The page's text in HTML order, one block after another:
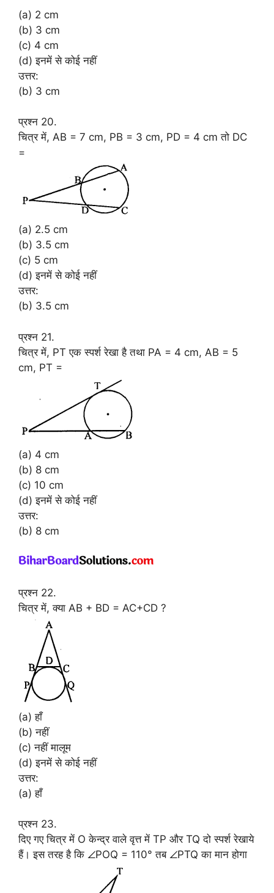
(a) 2 cm
(b) 3 cm
(c) 4 cm
(d) इनमें से कोई नहीं
उत्तर:
(b) 3 cm
प्रश्न 20.
चित्र में, AB = 7 cm, PB = 3 cm, PD = 4 cm तो DC
=
(a) 2.5 cm
(b) 3.5 cm
(c) 5 cm
(d) इनमें से कोई नहीं
उत्तर:
(b) 3.5 cm
प्रश्न 21.
चित्र में, PT एक स्पर्श रेखा है तथा PA = 4 cm, AB = 5
cm, PT =
(a) 4 cm
(b) 8 cm
(c) 10 cm
(d) इनमें से कोई नहीं
उत्तर:
(b) 8 cm
प्रश्न 22.
चित्र में, क्या AB + BD = AC+CD ?
(a) हाँ
(b) नहीं
(c) नहीं मालूम
(d) इनमें से कोई नहीं
उत्तर:
(a) हाँ
प्रश्न 23.
दिए गए चित्र में O केन्द्र वाले वृत्त में TP और TQ दो स्पर्श रेखाये
हैं। इस तरह है कि ∠POQ = 110° तब ∠PTQ का मान होगा